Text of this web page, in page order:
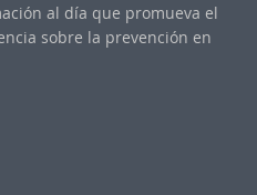
al día que promueva el
sobre la prevención en